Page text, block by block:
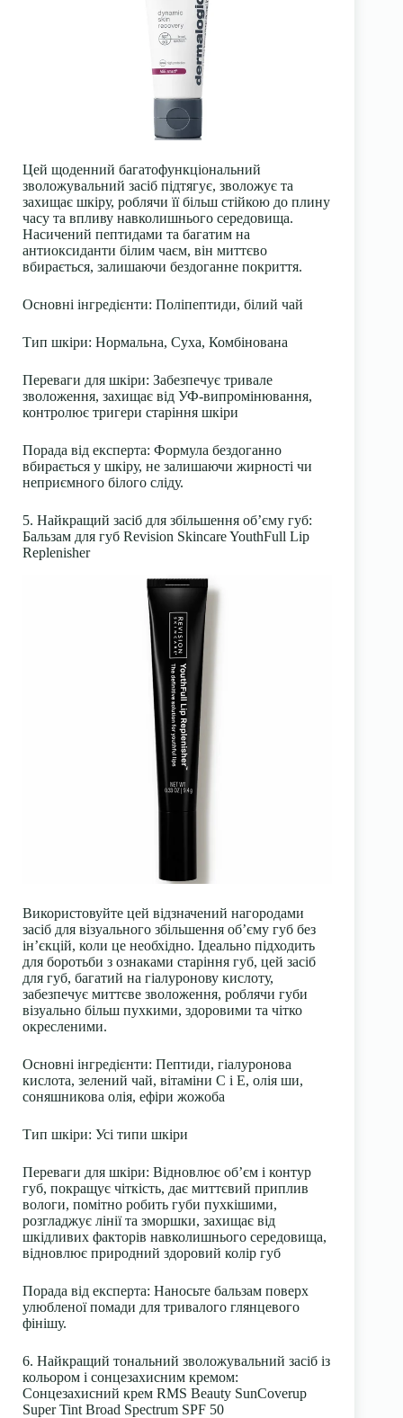
Цей щоденний багатофункціональний
зволожувальний засіб підтягує, зволожує та
захищає шкіру, роблячи її більш стійкою до плину
часу та впливу навколишнього середовища.
Насичений пептидами та багатим на
антиоксиданти білим чаєм, він миттєво
вбирається, залишаючи бездоганне покриття.
Основні інгредієнти: Поліпептиди, білий чай
Тип шкіри: Нормальна, Суха, Комбінована
Переваги для шкіри: Забезпечує тривале
зволоження, захищає від УФ-випромінювання,
контролює тригери старіння шкіри
Порада від експерта: Формула бездоганно
вбирається у шкіру, не залишаючи жирності чи
неприємного білого сліду.
5. Найкращий засіб для збільшення об’єму губ:
Бальзам для губ Revision Skincare YouthFull Lip
Replenisher
Використовуйте цей відзначений нагородами
засіб для візуального збільшення об’єму губ без
ін’єкцій, коли це необхідно. Ідеально підходить
для боротьби з ознаками старіння губ, цей засіб
для губ, багатий на гіалуронову кислоту,
забезпечує миттєве зволоження, роблячи губи
візуально більш пухкими, здоровими та чітко
окресленими.
Основні інгредієнти: Пептиди, гіалуронова
кислота, зелений чай, вітаміни С і Е, олія ши,
соняшникова олія, ефіри жожоба
Тип шкіри: Усі типи шкіри
Переваги для шкіри: Відновлює об’єм і контур
губ, покращує чіткість, дає миттєвий приплив
вологи, помітно робить губи пухкішими,
розгладжує лінії та зморшки, захищає від
шкідливих факторів навколишнього середовища,
відновлює природний здоровий колір губ
Порада від експерта: Наносьте бальзам поверх
улюбленої помади для тривалого глянцевого
фінішу.
6. Найкращий тональний зволожувальний засіб із
кольором і сонцезахисним кремом:
Сонцезахисний крем RMS Beauty SunCoverup
Super Tint Broad Spectrum SPF 50